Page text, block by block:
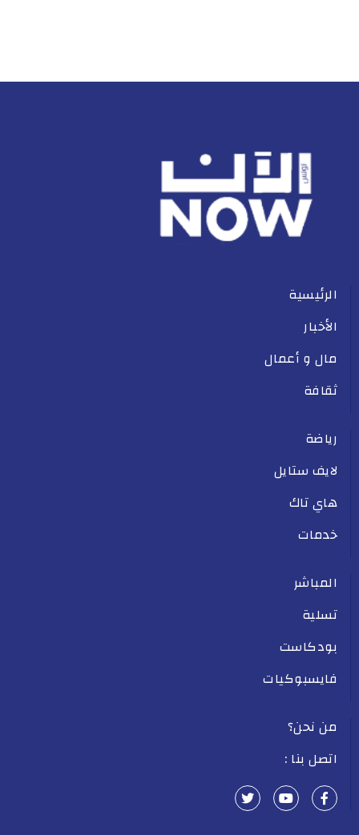
الرئيسية
الأخبار
مال و أعمال
ثقافة
رياضة
لايف ستايل
هاي تاك
خدمات
المباشر
تسلية
بودكاست
فايسبوكيات
من نحن؟
اتصل بنا :